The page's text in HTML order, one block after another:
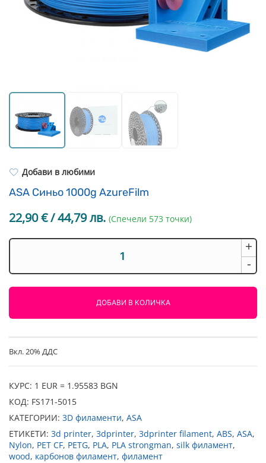
Легло за 3D принтер
Добави в любими
ASA Синьо 1000g AzureFilm
22,90€/ 44,79 лв. (Спечели 573 точки)
-
ASA
Синьо
1000g
+
ДОБАВИ В КОЛИЧКА
Вкл. 20% ДДС
КУРС: 1 EUR = 1.95583 BGN
КОД: FS171-5015
КАТЕГОРИИ: 3D филаменти, ASA
ЕТИКЕТИ: 3d printer, 3dprinter, 3dprinter filament, ABS, ASA,
Nylon, PET CF, PETG, PLA, PLA strongman, silk филамент,
wood, карбонов филамент, филамент